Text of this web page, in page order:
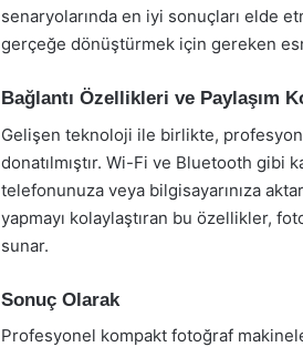
senaryolarında en iyi sonuçları elde
gerçeğe dönüştürmek için gereken
Bağlantı Özellikleri ve Paylaşım
Gelişen teknoloji ile birlikte,
donatılmıştır. Wi-Fi ve Bluetooth gibi
telefonunuza veya bilgisayarınıza
yapmayı kolaylaştıran bu özellikler,
sunar.
Sonuç Olarak
Profesyonel kompakt fotoğraf